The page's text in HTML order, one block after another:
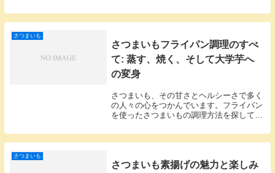
とその感想を共有します。是非参考にして
みてください。さつまいもの甘さの秘密さ
さつまいも
さつまいもフライパン調理のすべ
て: 蒸す、焼く、そして大学芋へ
の変身
さつまいも、その甘さとヘルシーさで多く
の人々の心をつかんでいます。フライパン
を使ったさつまいもの調理方法を探してい
最高に美味しくするフライパン調理法をご
紹介します。さつまいもをフライパンで蒸
さつまいも
さつまいも素揚げの魅力と楽しみ